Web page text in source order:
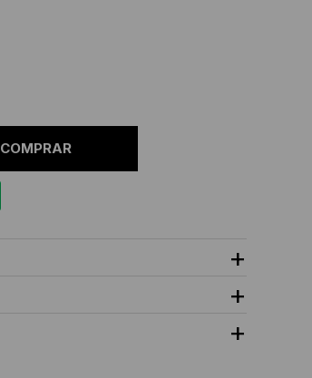
COMPRAR